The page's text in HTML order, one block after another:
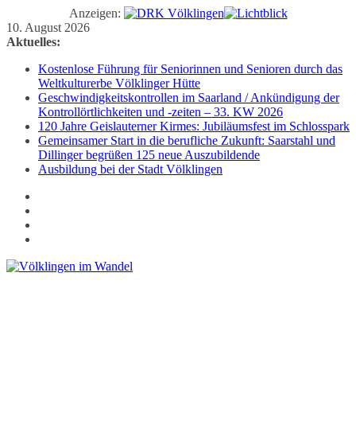
Anzeigen:
Zum
Inhalt
10. August 2026
Aktuelles:
Kostenlose Führung für Seniorinnen und Senioren durch das
Weltkulturerbe Völklinger Hütte
Geschwindigkeitskontrollen im Saarland / Ankündigung der
Kontrollörtlichkeiten und -zeiten – 33. KW 2026
120 Jahre Geislauterner Kirmes: Jubiläumsfest im Schlosspark
Gemeinsamer Start in die berufliche Zukunft: Saarstahl und
Dillinger begrüßen 125 neue Auszubildende
Ausbildung bei der Stadt Völklingen